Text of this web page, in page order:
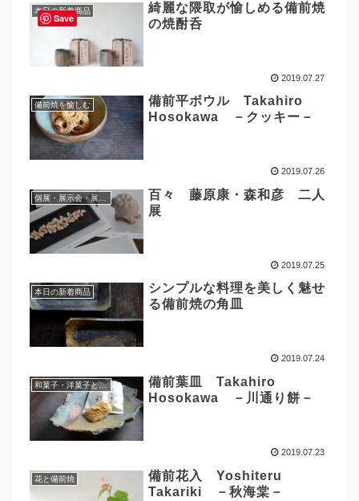
本日の新着商品
綺麗な隈取が愉しめる備前焼
の焼酎呑
2019.07.27
備前焼を愉しむ
備前平ボウル Takahiro
Hosokawa －クッキー－
2019.07.26
百々 藤原康・森和彦 二人
展
2019.07.25
本日の新着商品
シンプルな料理を美しく魅せ
る備前焼の角皿
2019.07.24
和菓子・洋菓子と備前焼
備前葉皿 Takahiro
Hosokawa －川通り餅－
2019.07.23
花と備前焼
備前花入 Yoshiteru
Takariki －秋海棠－
Save